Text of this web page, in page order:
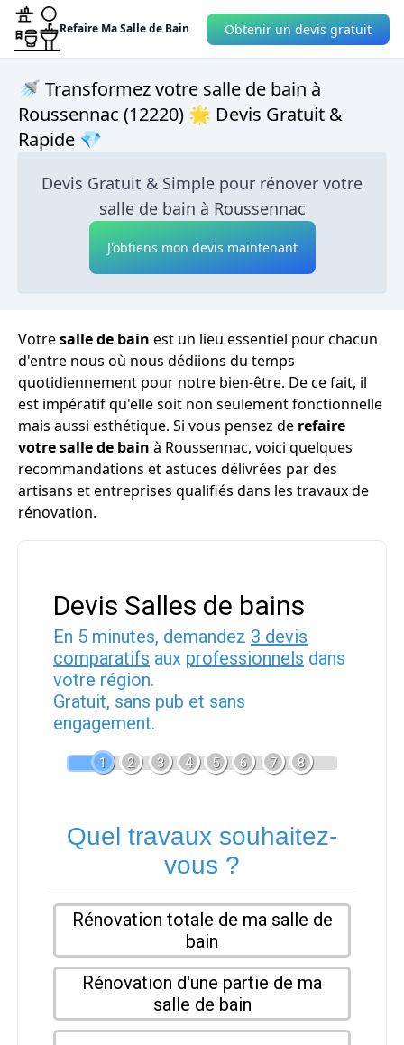
Refaire Ma Salle de Bain Obtenir un devis gratuit
🚿 Transformez votre salle de bain à
Roussennac (12220) 🌟 Devis Gratuit &
Rapide 💎
Devis Gratuit & Simple pour rénover votre
salle de bain à Roussennac
J'obtiens mon devis maintenant
Votresalle de bain est un lieu essentiel pour chacun
d'entre nous où nous dédiions du temps
quotidiennement pour notre bien-être. De ce fait, il
est impératif qu'elle soit non seulement fonctionnelle
mais aussi esthétique. Si vous pensez de refaire
votre salle de bain à Roussennac, voici quelques
recommandations et astuces délivrées par des
artisans et entreprises qualifiés dans les travaux de
rénovation.
Devis Salles de bains
En 5 minutes, demandez 3 devis
comparatifs aux professionnels dans
votre région.
Gratuit, sans pub et sans
engagement.
1 2 3 4 5 6 7 8
Quel travaux souhaitez-
vous ?
Rénovation totale de ma salle de
bain
Rénovation d'une partie de ma
salle de bain